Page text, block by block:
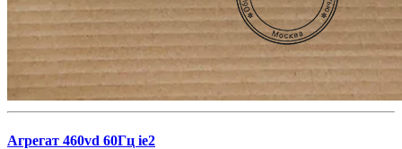
Агрегат 460vd 60Гц ie2